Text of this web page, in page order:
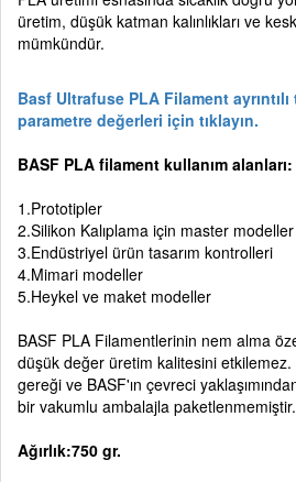
üretim, düşük katman kalınlıkları ve
mümkündür.
Basf Ultrafuse PLA Filament
parametre değerleri için tıklayın.
BASF PLA filament kullanım alanları:
1.Prototipler
2.Silikon Kalıplama için master modeller
3.Endüstriyel ürün tasarım kontrolleri
4.Mimari modeller
5.Heykel ve maket modeller
BASF PLA Filamentlerinin nem alma
düşük değer üretim kalitesini etkilemez.
gereği ve BASF'ın çevreci
bir vakumlu ambalajla paketlenmemiştir.
Ağırlık:750 gr.